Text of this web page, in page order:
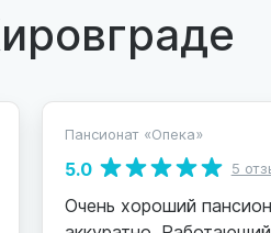
Пансионат «Опека»
5.0 5
Очень хороший